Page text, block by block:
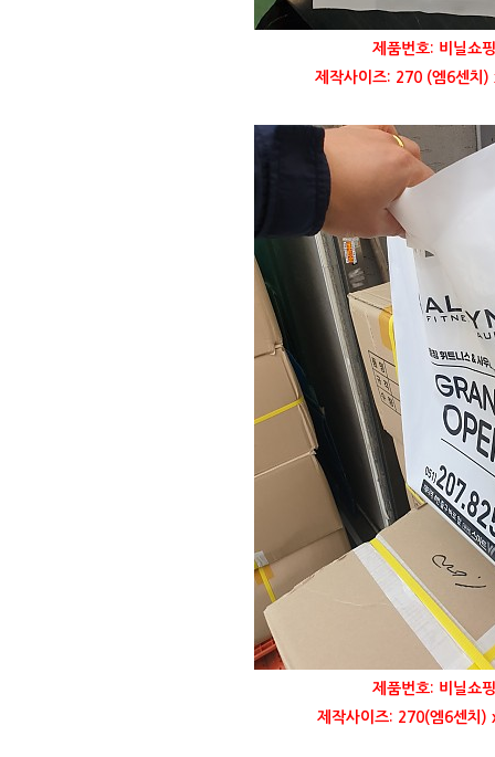
제품번호: 비닐쇼
제작사이즈: 270 (엠6센치)
제품번호: 비닐쇼
제작사이즈: 270(엠6센치)